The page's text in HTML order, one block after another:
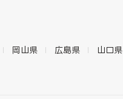
岡山県 広島県 山口県